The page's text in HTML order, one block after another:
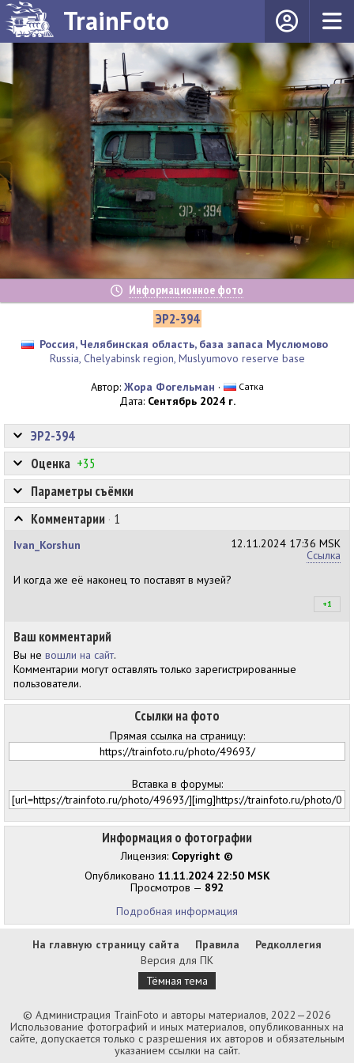
TrainFoto
Информационное фото
ЭР2-394
Россия, Челябинская область, база запаса Муслюмово
Russia, Chelyabinsk region, Muslyumovo reserve base
Автор: Жора Фогельман · Сатка
Дата: Сентябрь 2024 г.
Информация о фотографии
Лицензия: Copyright ©
Опубликовано 11.11.2024 22:50 MSK
Просмотров — 892
Подробная информация
Оценка +35
Ссылки на фото
Прямая ссылка на страницу:
Вставка в форумы:
ЭР2-394
Параметры съёмки
Комментарии · 1
12.11.2024 17:36 MSK
Ссылка
Ivan_Korshun
И когда же её наконец то поставят в музей?
+1
Ваш комментарий
Вы не вошли на сайт.
Комментарии могут оставлять только зарегистрированные
пользователи.
На главную страницу сайта Правила
Редколлегия
Версия для ПК
Тёмная тема
© Администрация TrainFoto и авторы материалов, 2022—2026
Использование фотографий и иных материалов, опубликованных на
сайте, допускается только с разрешения их авторов и обязательным
указанием ссылки на сайт.